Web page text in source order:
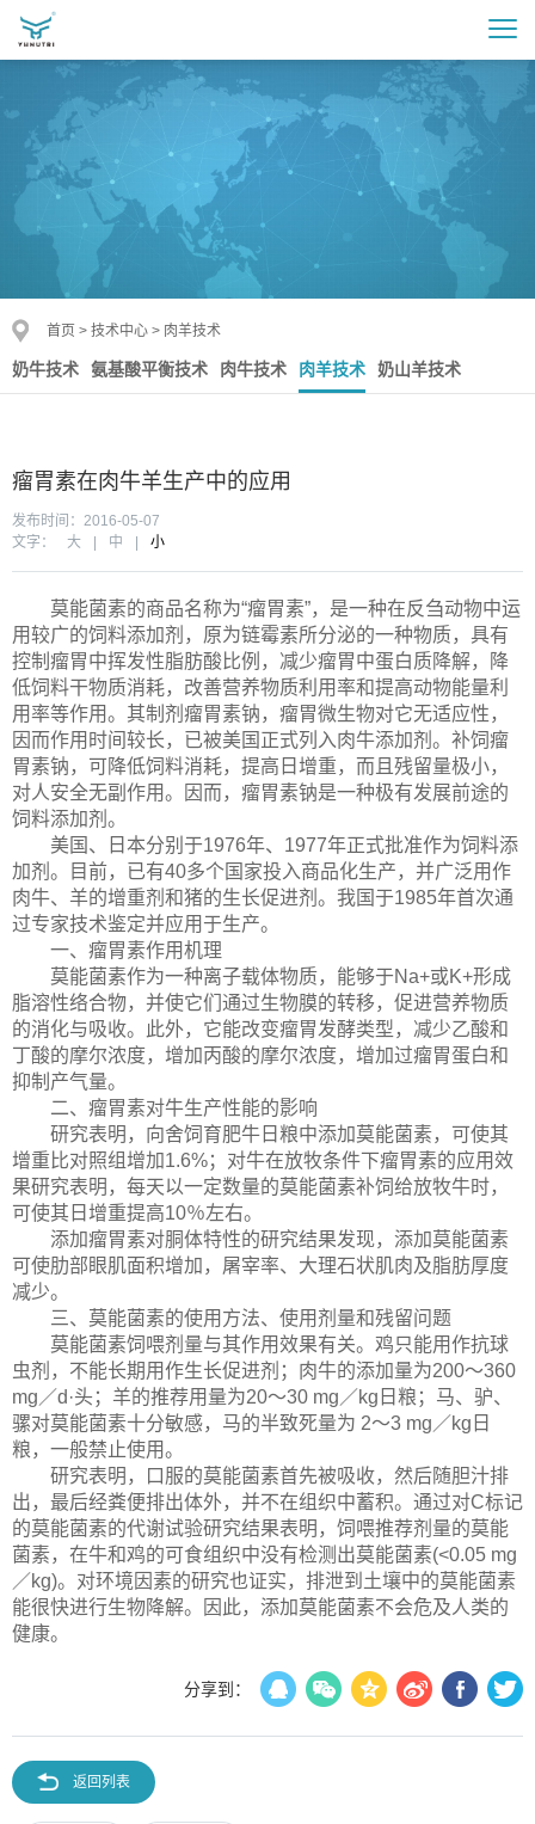
首页 > 技术中心 > 肉羊技术
奶牛技术 氨基酸平衡技术 肉牛技术 肉羊技术 奶山羊技术
瘤胃素在肉牛羊生产中的应用
发布时间：2016-05-07
文字：
大 中 小
莫能菌素的商品名称为“瘤胃素”，是一种在反刍动物中运
用较广的饲料添加剂，原为链霉素所分泌的一种物质，具有
控制瘤胃中挥发性脂肪酸比例，减少瘤胃中蛋白质降解，降
低饲料干物质消耗，改善营养物质利用率和提高动物能量利
用率等作用。其制剂瘤胃素钠，瘤胃微生物对它无适应性，
因而作用时间较长，已被美国正式列入肉牛添加剂。补饲瘤
胃素钠，可降低饲料消耗，提高日增重，而且残留量极小，
对人安全无副作用。因而，瘤胃素钠是一种极有发展前途的
饲料添加剂。
美国、日本分别于1976年、1977年正式批准作为饲料添
加剂。目前，已有40多个国家投入商品化生产，并广泛用作
肉牛、羊的增重剂和猪的生长促进剂。我国于1985年首次通
过专家技术鉴定并应用于生产。
一、瘤胃素作用机理
莫能菌素作为一种离子载体物质，能够于Na+或K+形成
脂溶性络合物，并使它们通过生物膜的转移，促进营养物质
的消化与吸收。此外，它能改变瘤胃发酵类型，减少乙酸和
丁酸的摩尔浓度，增加丙酸的摩尔浓度，增加过瘤胃蛋白和
抑制产气量。
二、瘤胃素对牛生产性能的影响
研究表明，向舍饲育肥牛日粮中添加莫能菌素，可使其
增重比对照组增加1.6%；对牛在放牧条件下瘤胃素的应用效
果研究表明，每天以一定数量的莫能菌素补饲给放牧牛时，
可使其日增重提高10％左右。
添加瘤胃素对胴体特性的研究结果发现，添加莫能菌素
可使肋部眼肌面积增加，屠宰率、大理石状肌肉及脂肪厚度
减少。
三、莫能菌素的使用方法、使用剂量和残留问题
莫能菌素饲喂剂量与其作用效果有关。鸡只能用作抗球
虫剂，不能长期用作生长促进剂；肉牛的添加量为200～360
mg／d·头；羊的推荐用量为20～30 mg／kg日粮；马、驴、
骡对莫能菌素十分敏感，马的半致死量为 2～3 mg／kg日
粮，一般禁止使用。
研究表明，口服的莫能菌素首先被吸收，然后随胆汁排
出，最后经粪便排出体外，并不在组织中蓄积。通过对C标记
的莫能菌素的代谢试验研究结果表明，饲喂推荐剂量的莫能
菌素，在牛和鸡的可食组织中没有检测出莫能菌素(<0.05 mg
／kg)。对环境因素的研究也证实，排泄到土壤中的莫能菌素
能很快进行生物降解。因此，添加莫能菌素不会危及人类的
健康。
分享到：
返回列表